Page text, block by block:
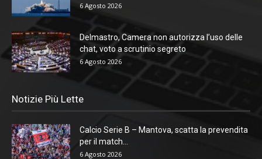
6 Agosto 2026
Delmastro, Camera non autorizza l’uso delle
chat, voto a scrutinio segreto
6 Agosto 2026
Notizie Più Lette
Calcio Serie B – Mantova, scatta la prevendita
per il match...
6 Agosto 2026